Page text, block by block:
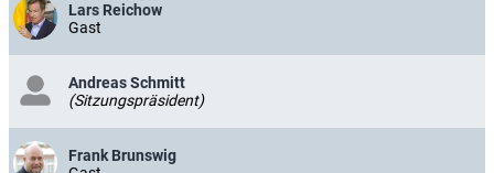
Lars Reichow
Gast
Andreas Schmitt
(Sitzungspräsident)
Frank Brunswig